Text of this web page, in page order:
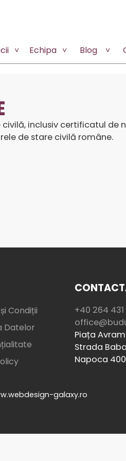
Echipa Blog
inclusiv certificatul de
de stare civilă române.
Condiții
Datelor
+40 264
Piața
Strada
Napoca
galaxy.ro